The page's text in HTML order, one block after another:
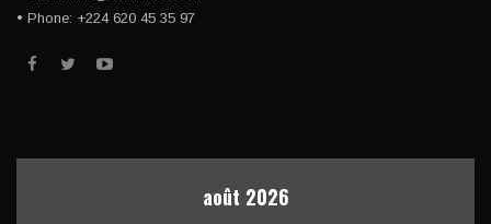
• Phone: +224 620 45 35 97
août 2026